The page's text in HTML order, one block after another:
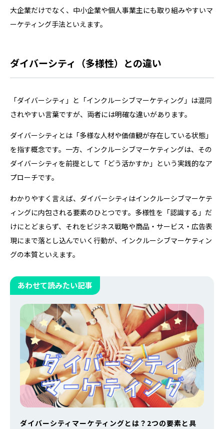
大企業だけでなく、中小企業や個人事業主にも取り組みやすいマ
ーケティング手法といえます。
ダイバーシティ（多様性）との違い
「ダイバーシティ」と「インクルーシブマーケティング」は混同
されやすい言葉ですが、両者には明確な違いがあります。
ダイバーシティとは「多様な人材や価値観が存在している状態」
を指す概念です。一方、インクルーシブマーケティングは、その
ダイバーシティを前提として「どう活かすか」という実践的なア
プローチです。
わかりやすく言えば、ダイバーシティはインクルーシブマーケテ
ィングに内包される要素のひとつです。多様性を「認識する」だ
けにとどまらず、それをビジネス戦略や商品・サービス・広告表
現にまで落とし込んでいく行動が、インクルーシブマーケティン
グの本質といえます。
あわせて読みたい記事
ダイバーシティマーケティングとは？2つの要素と具